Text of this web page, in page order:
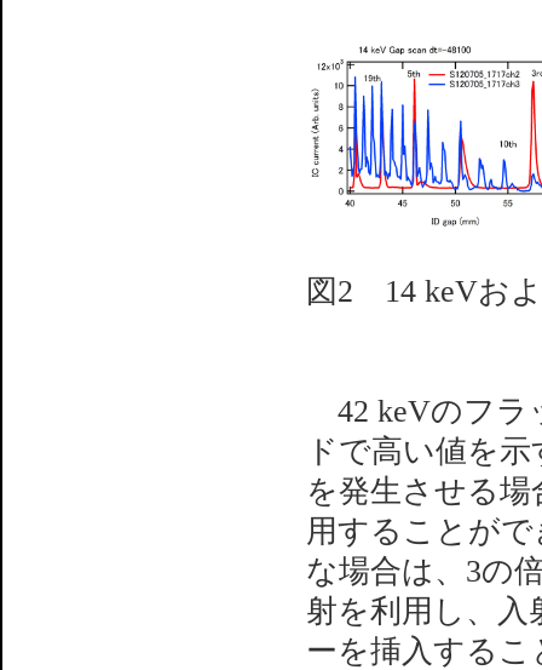
図2 14 keVお
42 keVのフラ
ドで高い値を
を発生させる
用することがで
な場合は、3の
射を利用し、入
ーを挿入する